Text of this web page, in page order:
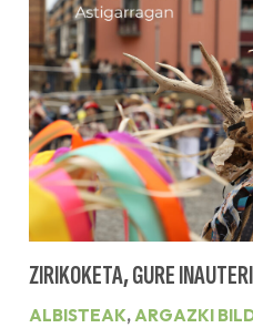
ZIRIKOKETA, GURE
ALBISTEAK,ARGAZKI